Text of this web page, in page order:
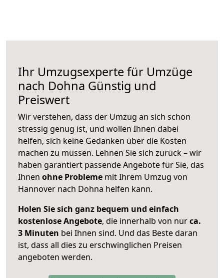
Ihr Umzugsexperte für Umzüge
nach Dohna Günstig und
Preiswert
Wir verstehen, dass der Umzug an sich schon
stressig genug ist, und wollen Ihnen dabei
helfen, sich keine Gedanken über die Kosten
machen zu müssen. Lehnen Sie sich zurück – wir
haben garantiert passende Angebote für Sie, das
Ihnen ohne Probleme mit Ihrem Umzug von
Hannover nach Dohna helfen kann.
Holen Sie sich ganz bequem und einfach
kostenlose Angebote, die innerhalb von nurca.
3 Minuten bei Ihnen sind. Und das Beste daran
ist, dass all dies zu erschwinglichen Preisen
angeboten werden.